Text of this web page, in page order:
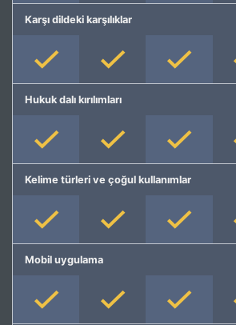
Karşı dildeki karşılıklar
Hukuk dalı kırılımları
Kelime türleri ve çoğul kullanımlar
Mobil uygulama